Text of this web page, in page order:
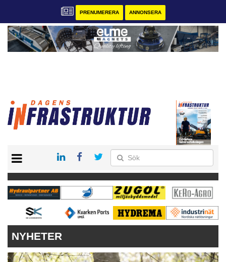
PRENUMERERA ANNONSERA
KONTAKT
VÅRA ANDRA MAGASIN
PRENUMERERA
NYHETER